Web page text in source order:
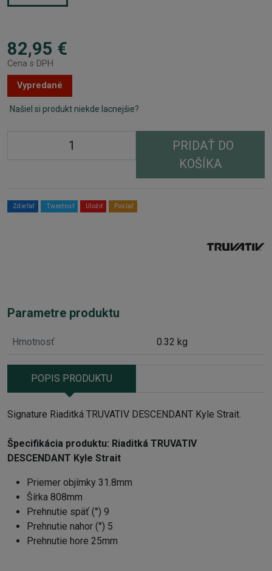
82,95 €
Cena s DPH
Vypredané
Našiel si produkt niekde lacnejšie?
PRIDAŤ DO
KOŠÍKA
Zdieľať Tweetnuť Uložiť Poslať
Parametre produktu
Hmotnosť 0.32 kg
POPIS PRODUKTU
Signature Riaditká TRUVATIV DESCENDANT Kyle Strait.
Špecifikácia produktu: Riaditká TRUVATIV
DESCENDANT Kyle Strait
Priemer objímky 31.8mm
Šírka 808mm
Prehnutie späť (°) 9
Prehnutie nahor (°) 5
Prehnutie hore 25mm